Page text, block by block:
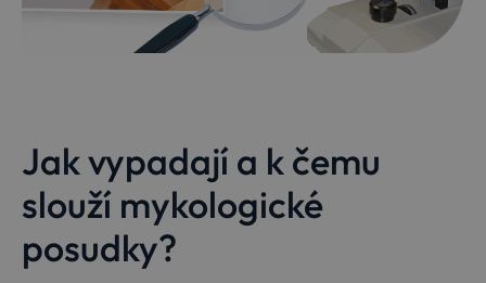
Jak vypadají a k čemu
slouží mykologické
posudky?